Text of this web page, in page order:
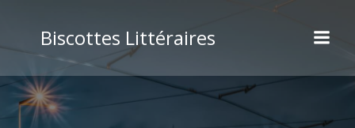
au
contenu
Biscottes Littéraires